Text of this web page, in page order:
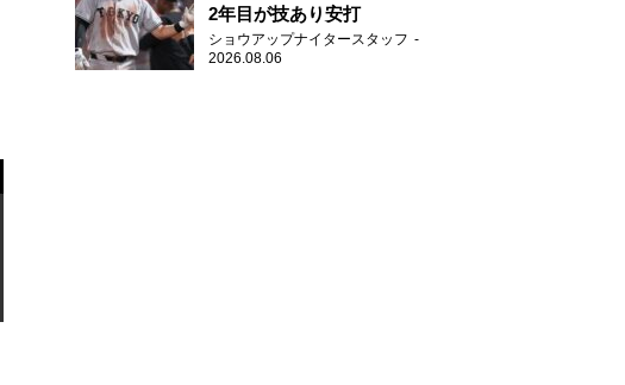
2年目が技あり安打
ショウアップナイタースタッフ
2026.08.06